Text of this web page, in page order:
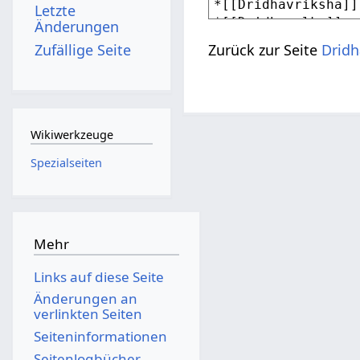
Zurück zur Seite
Letzte
Änderungen
Zufällige Seite
Wikiwerkzeuge
Spezialseiten
Mehr
Links auf diese Seite
Änderungen an
verlinkten Seiten
Seiten­­informationen